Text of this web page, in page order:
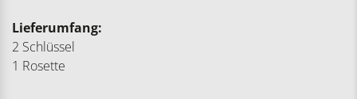
Lieferumfang:
2 Schlüssel
1 Rosette